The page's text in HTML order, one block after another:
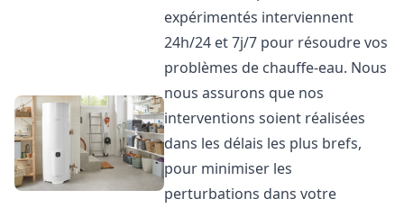
expérimentés interviennent
24h/24 et 7j/7 pour résoudre vos
problèmes de chauffe-eau. Nous
nous assurons que nos
interventions soient réalisées
dans les délais les plus brefs,
pour minimiser les
perturbations dans votre